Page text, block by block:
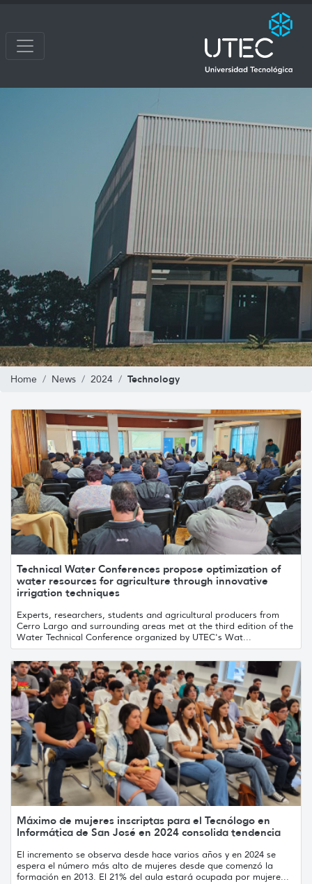
Home News 2024 Technology
Technical Water Conferences propose optimization of
water resources for agriculture through innovative
irrigation techniques
Experts, researchers, students and agricultural producers from
Cerro Largo and surrounding areas met at the third edition of the
Water Technical Conference organized by UTEC's Wat...
Máximo de mujeres inscriptas para el Tecnólogo en
Informática de San José en 2024 consolida tendencia
El incremento se observa desde hace varios años y en 2024 se
espera el número más alto de mujeres desde que comenzó la
formación en 2013. El 21% del aula estará ocupada por mujere...